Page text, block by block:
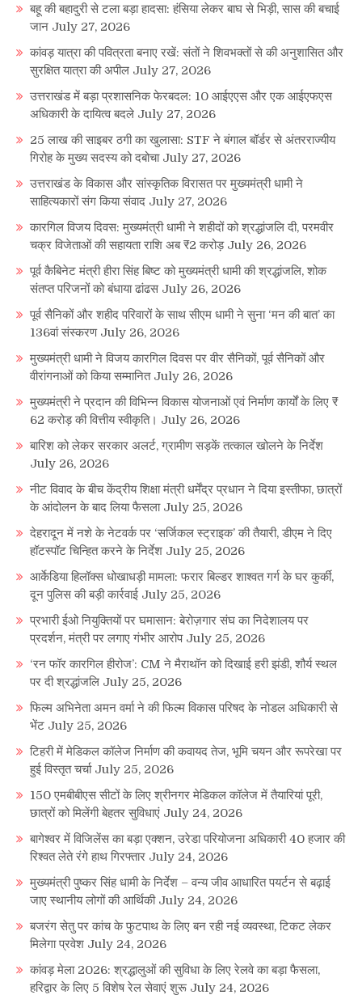
बहू की बहादुरी से टला बड़ा हादसा: हंसिया लेकर बाघ से भिड़ी, सास की बचाई
जान July 27, 2026
कांवड़ यात्रा की पवित्रता बनाए रखें: संतों ने शिवभक्तों से की अनुशासित और
सुरक्षित यात्रा की अपील July 27, 2026
उत्तराखंड में बड़ा प्रशासनिक फेरबदल: 10 आईएएस और एक आईएफएस
अधिकारी के दायित्व बदले July 27, 2026
25 लाख की साइबर ठगी का खुलासा: STF ने बंगाल बॉर्डर से अंतरराज्यीय
गिरोह के मुख्य सदस्य को दबोचा July 27, 2026
उत्तराखंड के विकास और सांस्कृतिक विरासत पर मुख्यमंत्री धामी ने
साहित्यकारों संग किया संवाद July 27, 2026
कारगिल विजय दिवस: मुख्यमंत्री धामी ने शहीदों को श्रद्धांजलि दी, परमवीर
चक्र विजेताओं की सहायता राशि अब ₹2 करोड़ July 26, 2026
पूर्व कैबिनेट मंत्री हीरा सिंह बिष्ट को मुख्यमंत्री धामी की श्रद्धांजलि, शोक
संतप्त परिजनों को बंधाया ढांढस July 26, 2026
पूर्व सैनिकों और शहीद परिवारों के साथ सीएम धामी ने सुना ‘मन की बात’ का
136वां संस्करण July 26, 2026
मुख्यमंत्री धामी ने विजय कारगिल दिवस पर वीर सैनिकों, पूर्व सैनिकों और
वीरांगनाओं को किया सम्मानित July 26, 2026
मुख्यमंत्री ने प्रदान की विभिन्न विकास योजनाओं एवं निर्माण कार्यों के लिए ₹
62 करोड़ की वित्तीय स्वीकृति। July 26, 2026
बारिश को लेकर सरकार अलर्ट, ग्रामीण सड़कें तत्काल खोलने के निर्देश
July 26, 2026
नीट विवाद के बीच केंद्रीय शिक्षा मंत्री धर्मेंद्र प्रधान ने दिया इस्तीफा, छात्रों
के आंदोलन के बाद लिया फैसला July 25, 2026
देहरादून में नशे के नेटवर्क पर ‘सर्जिकल स्ट्राइक’ की तैयारी, डीएम ने दिए
हॉटस्पॉट चिन्हित करने के निर्देश July 25, 2026
आर्केडिया हिलॉक्स धोखाधड़ी मामला: फरार बिल्डर शाश्वत गर्ग के घर कुर्की,
दून पुलिस की बड़ी कार्रवाई July 25, 2026
प्रभारी ईओ नियुक्तियों पर घमासान: बेरोज़गार संघ का निदेशालय पर
प्रदर्शन, मंत्री पर लगाए गंभीर आरोप July 25, 2026
‘रन फॉर कारगिल हीरोज’: CM ने मैराथॉन को दिखाई हरी झंडी, शौर्य स्थल
पर दी श्रद्धांजलि July 25, 2026
फिल्म अभिनेता अमन वर्मा ने की फिल्म विकास परिषद के नोडल अधिकारी से
भेंट July 25, 2026
टिहरी में मेडिकल कॉलेज निर्माण की कवायद तेज, भूमि चयन और रूपरेखा पर
हुई विस्तृत चर्चा July 25, 2026
150 एमबीबीएस सीटों के लिए श्रीनगर मेडिकल कॉलेज में तैयारियां पूरी,
छात्रों को मिलेंगी बेहतर सुविधाएं July 24, 2026
बागेश्वर में विजिलेंस का बड़ा एक्शन, उरेडा परियोजना अधिकारी 40 हजार की
रिश्वत लेते रंगे हाथ गिरफ्तार July 24, 2026
मुख्यमंत्री पुष्कर सिंह धामी के निर्देश – वन्य जीव आधारित पयर्टन से बढ़ाई
जाए स्थानीय लोगों की आर्थिकी July 24, 2026
बजरंग सेतु पर कांच के फुटपाथ के लिए बन रही नई व्यवस्था, टिकट लेकर
मिलेगा प्रवेश July 24, 2026
कांवड़ मेला 2026: श्रद्धालुओं की सुविधा के लिए रेलवे का बड़ा फैसला,
हरिद्वार के लिए 5 विशेष रेल सेवाएं शुरू July 24, 2026